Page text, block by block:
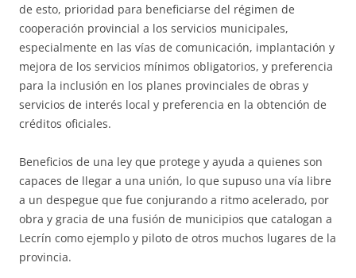
de esto, prioridad para beneficiarse del régimen de
cooperación provincial a los servicios municipales,
especialmente en las vías de comunicación, implantación y
mejora de los servicios mínimos obligatorios, y preferencia
para la inclusión en los planes provinciales de obras y
servicios de interés local y preferencia en la obtención de
créditos oficiales.
Beneficios de una ley que protege y ayuda a quienes son
capaces de llegar a una unión, lo que supuso una vía libre
a un despegue que fue conjurando a ritmo acelerado, por
obra y gracia de una fusión de municipios que catalogan a
Lecrín como ejemplo y piloto de otros muchos lugares de la
provincia.